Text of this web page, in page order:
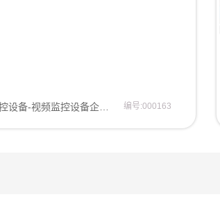
监控摄像-安防监控设备-视频监控设备企业网站模板网页模板 编号:000163